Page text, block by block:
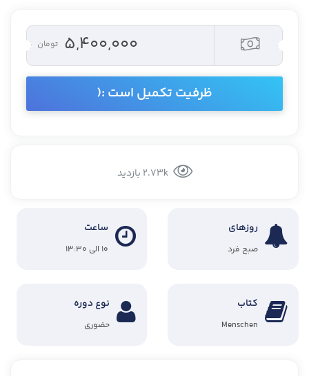
۵,۴۰۰,۰۰۰ تومان
ظرفیت تکمیل است :(
2.73k بازدید
روزهای
صبح فرد
ساعت
۱۰ الی ۱۳:۳۰
کتاب
Menschen
نوع دوره
حضوری